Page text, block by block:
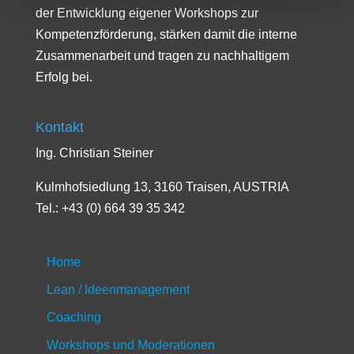
der Entwicklung eigener Workshops zur
Kompetenzförderung, stärken damit die interne
Zusammenarbeit und tragen zu nachhaltigem
Erfolg bei.
Kontakt
Ing. Christian Steiner
Kulmhofsiedlung 13, 3160 Traisen, AUSTRIA
Tel.: +43 (0) 664 39 35 342
Home
Lean / Ideenmanagement
Coaching
Workshops und Moderationen